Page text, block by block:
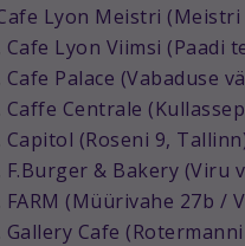
Lyon Meistri (Meistri
Cafe Lyon Viimsi (Paadi
Cafe Palace (Vabaduse
Caffe Centrale
Capitol (Roseni 9,
F.Burger & Bakery (Viru
FARM (Müürivahe 27b /
Gallery Cafe